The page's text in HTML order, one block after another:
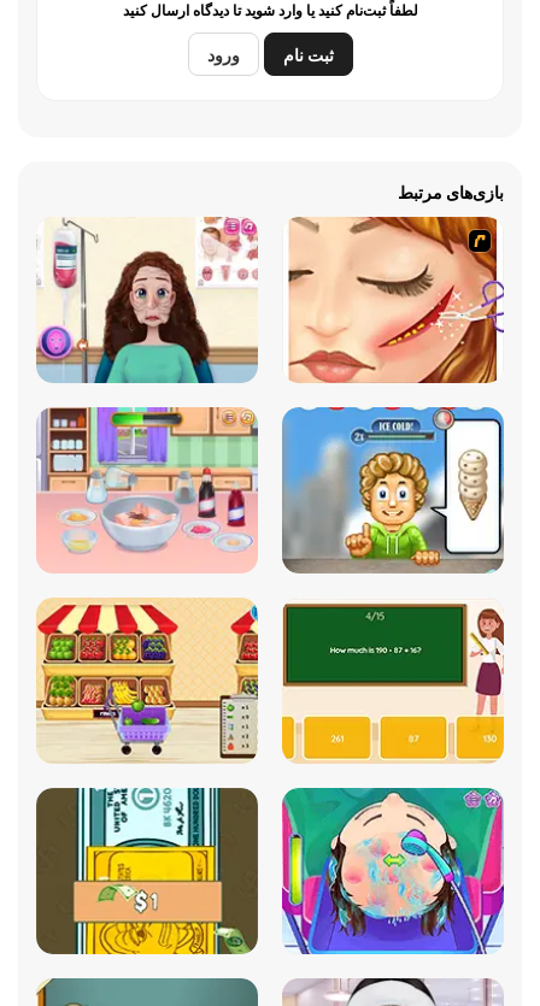
لطفاً ثبت‌نام کنید یا وارد شوید تا دیدگاه ارسال کنید
ثبت نام ورود
بازی‌های مرتبط